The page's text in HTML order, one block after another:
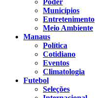
Municípios
Entretenimento
Meio Ambiente
Manaus
Política
Cotidiano
Eventos
Climatologia
Futebol
Seleções